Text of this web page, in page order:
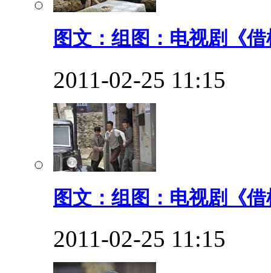
图文：组图：电视剧《
2011-02-25 11:15
图文：组图：电视剧《
2011-02-25 11:15